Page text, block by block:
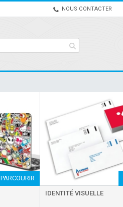
NOUS CONTACTER
PARCOURIR
IDENTITÉ VISUELLE